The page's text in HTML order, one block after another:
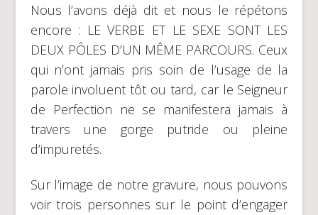
Nous l’avons déjà dit et nous le répétons
encore : LE VERBE ET LE SEXE SONT LES
DEUX PÔLES D’UN MÊME PARCOURS. Ceux
qui n’ont jamais pris soin de l’usage de la
parole involuent tôt ou tard, car le Seigneur
de Perfection ne se manifestera jamais à
travers une gorge putride ou pleine
d’impuretés.
Sur l’image de notre gravure, nous pouvons
voir trois personnes sur le point d’engager